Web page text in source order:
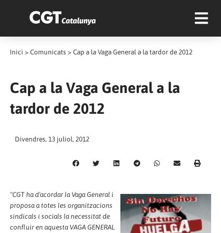
Inici > Comunicats > Cap a la Vaga General a la tardor de 2012
Cap a la Vaga General a la
tardor de 2012
Divendres, 13 juliol, 2012
"CGT ha d'acordar la Vaga General i
proposa a totes les organitzacions
sindicals i socials la necessitat de
confluir en aquesta VAGA GENERAL